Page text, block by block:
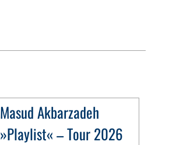
Masud Akbarzadeh
»Playlist« – Tour 2026